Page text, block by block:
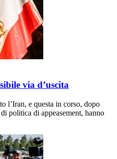
via d’uscita
l’Iran, e questa in corso, dopo
politica di appeasement, hanno